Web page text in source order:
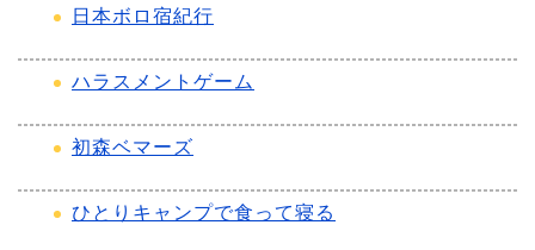
日本ボロ宿紀行
ハラスメントゲーム
初森ベマーズ
ひとりキャンプで食って寝る